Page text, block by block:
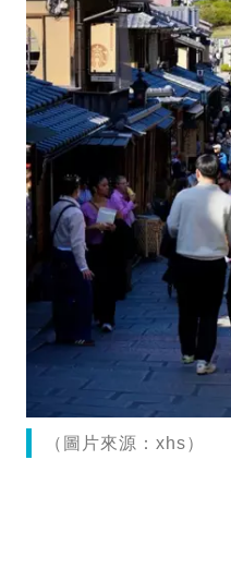
（圖片來源：xhs）